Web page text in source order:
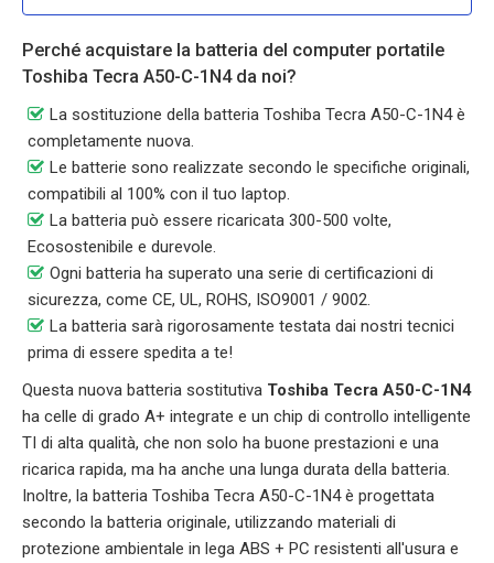
Perché acquistare la batteria del computer portatile
Toshiba Tecra A50-C-1N4 da noi?
La sostituzione della batteria Toshiba Tecra A50-C-1N4 è
completamente nuova.
Le batterie sono realizzate secondo le specifiche originali,
compatibili al 100% con il tuo laptop.
La batteria può essere ricaricata 300-500 volte,
Ecosostenibile e durevole.
Ogni batteria ha superato una serie di certificazioni di
sicurezza, come CE, UL, ROHS, ISO9001 / 9002.
La batteria sarà rigorosamente testata dai nostri tecnici
prima di essere spedita a te!
Questa nuova batteria sostitutiva Toshiba Tecra A50-C-1N4
ha celle di grado A+ integrate e un chip di controllo intelligente
TI di alta qualità, che non solo ha buone prestazioni e una
ricarica rapida, ma ha anche una lunga durata della batteria.
Inoltre, la batteria Toshiba Tecra A50-C-1N4è progettata
secondo la batteria originale, utilizzando materiali di
protezione ambientale in lega ABS + PC resistenti all'usura e